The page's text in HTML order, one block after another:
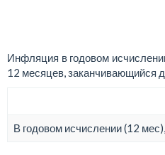
Инфляция в годовом
12 месяцев, заканчивающийся
В годовом исчислении (12